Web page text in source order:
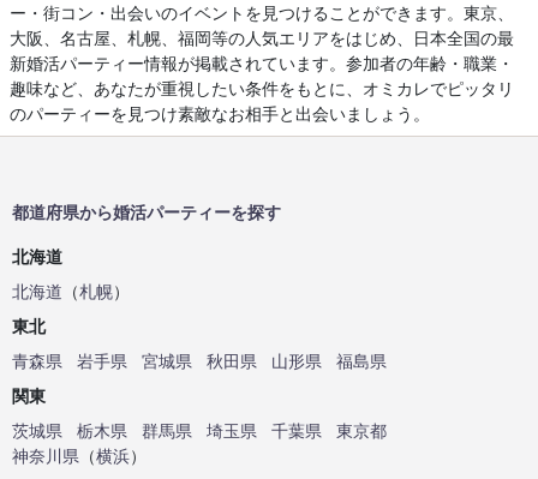
ー・街コン・出会いのイベントを見つけることができます。東京、
大阪、名古屋、札幌、福岡等の人気エリアをはじめ、日本全国の最
新婚活パーティー情報が掲載されています。参加者の年齢・職業・
趣味など、あなたが重視したい条件をもとに、オミカレでピッタリ
のパーティーを見つけ素敵なお相手と出会いましょう。
都道府県から婚活パーティーを探す
北海道
北海道 （札幌）
東北
青森県
岩手県 宮城県 秋田県 山形県
福島県
関東
茨城県
栃木県 群馬県 埼玉県 千葉県
東京都
神奈川県 （横浜）